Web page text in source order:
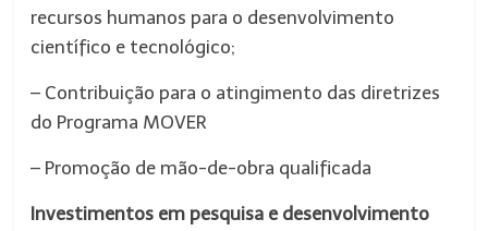
recursos humanos para o desenvolvimento
científico e tecnológico;
– Contribuição para o atingimento das diretrizes
do Programa MOVER
– Promoção de mão-de-obra qualificada
Investimentos em pesquisa e desenvolvimento